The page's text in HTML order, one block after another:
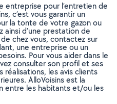
entreprise pour l’entretien de
c’est vous garantir un
la tonte de votre gazon ou
ainsi d’une prestation de
chez vous, contactez sur
une entreprise ou un
Pour vous aider dans le
consulter son profil et ses
les avis clients
AlloVoisins est la
entre les habitants et/ou les